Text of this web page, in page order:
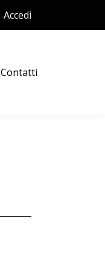
Accedi
Contatti